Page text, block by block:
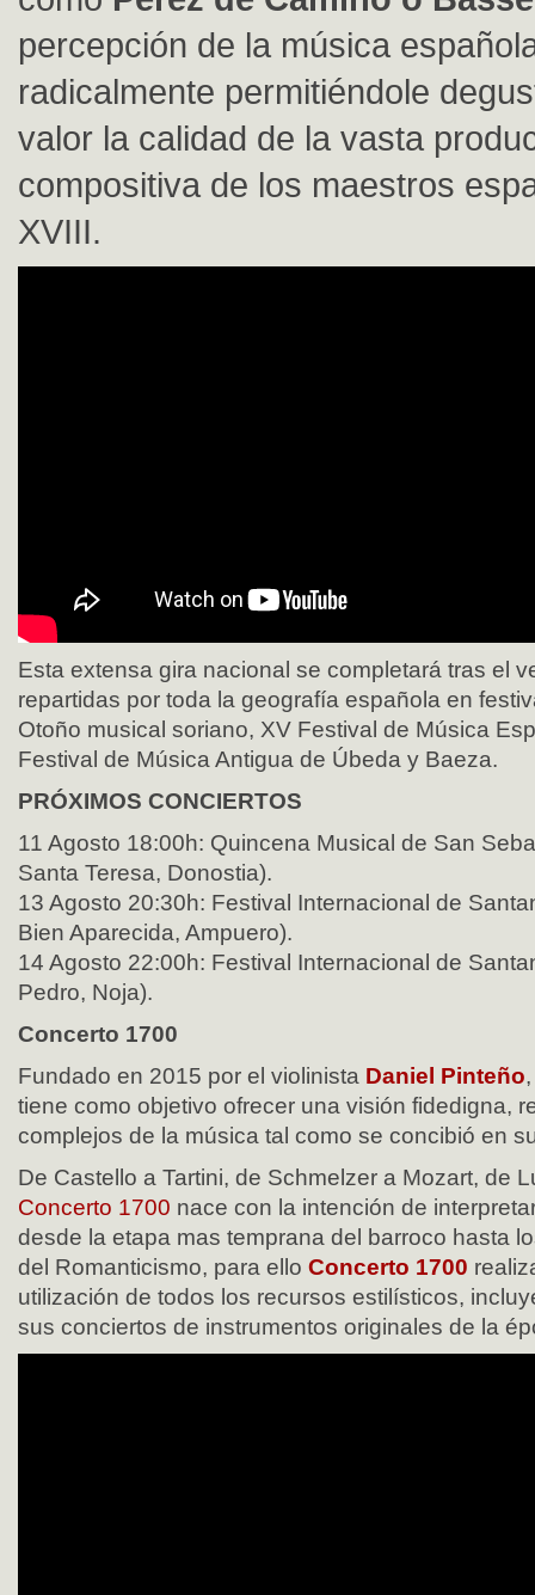
percepción de la música
radicalmente permitiéndole
valor la calidad de la vasta
compositiva de los maestros
XVIII.
Esta extensa gira nacional se completará tras el
repartidas por toda la geografía española en
Otoño musical soriano, XV Festival de Música
Festival de Música Antigua de Úbeda y Baeza.
PRÓXIMOS CONCIERTOS
11 Agosto 18:00h: Quincena Musical de San
Santa Teresa, Donostia).
13 Agosto 20:30h: Festival Internacional de
Bien Aparecida, Ampuero).
14 Agosto 22:00h: Festival Internacional de
Pedro, Noja).
Concerto 1700
Fundado en 2015 por el violinista Daniel Pinteño
tiene como objetivo ofrecer una visión fidedigna,
complejos de la música tal como se concibió en
De Castello a Tartini, de Schmelzer a Mozart, de
Concerto 1700 nace con la intención de
desde la etapa mas temprana del barroco hasta
del Romanticismo, para ello Concerto 1700
utilización de todos los recursos estilísticos,
sus conciertos de instrumentos originales de la